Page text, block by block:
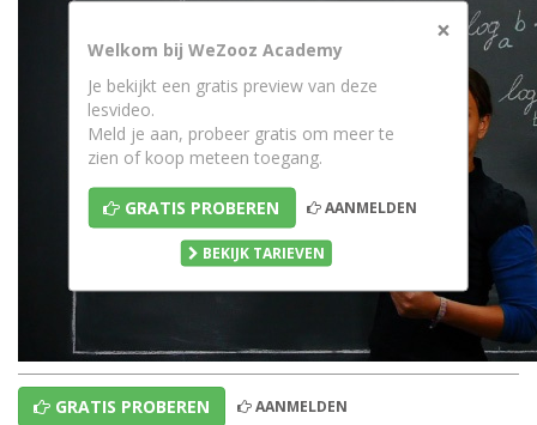
×
Welkom bij WeZooz Academy
Je bekijkt een gratis preview van deze
lesvideo.
Meld je aan, probeer gratis om meer te
zien of koop meteen toegang.
GRATIS PROBEREN AANMELDEN
BEKIJK TARIEVEN
GRATIS PROBEREN AANMELDEN